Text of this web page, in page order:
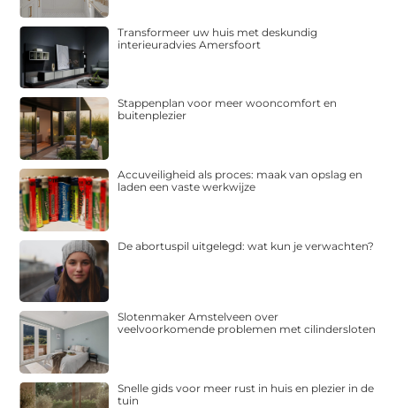
Transformeer uw huis met deskundig
interieuradvies Amersfoort
Stappenplan voor meer wooncomfort en
buitenplezier
Accuveiligheid als proces: maak van opslag en
laden een vaste werkwijze
De abortuspil uitgelegd: wat kun je verwachten?
Slotenmaker Amstelveen over
veelvoorkomende problemen met cilindersloten
Snelle gids voor meer rust in huis en plezier in de
tuin